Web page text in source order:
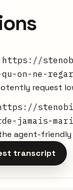
https://
on-ne-
request
https://
jamais-
agent-
transcript